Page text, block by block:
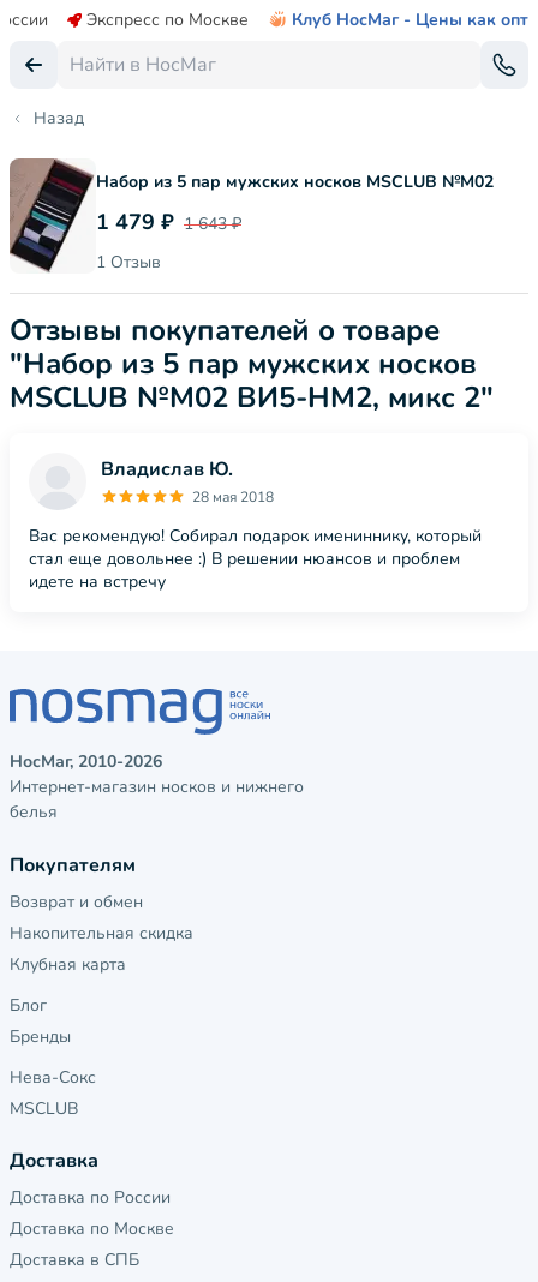
Экспресс по Москве Клуб НосМаг - Цены как опт
Назад
Набор из 5 пар мужских носков MSCLUB №М02
1 479 ₽ 1 643 ₽
1 Отзыв
Отзывы покупателей о товаре
"Набор из 5 пар мужских носков
MSCLUB №М02 ВИ5-НМ2, микс 2"
Владислав Ю.
28 мая 2018
Вас рекомендую! Собирал подарок имениннику, который
стал еще довольнее :) В решении нюансов и проблем
идете на встречу
НосМаг, 2010-2026
Интернет-магазин носков и нижнего
белья
Покупателям
Возврат и обмен
Накопительная скидка
Клубная карта
Блог
Бренды
Нева-Сокс
MSCLUB
Доставка
Доставка по России
Доставка по Москве
Доставка в СПБ